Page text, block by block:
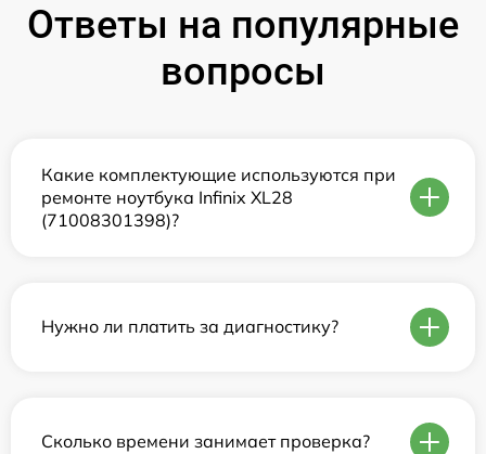
Ответы на популярные
вопросы
Какие комплектующие используются при
ремонте ноутбука Infinix XL28
(71008301398)?
Нужно ли платить за диагностику?
Сколько времени занимает проверка?